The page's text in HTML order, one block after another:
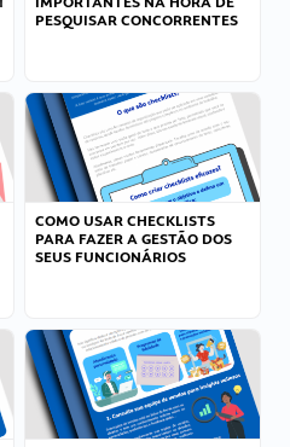
PESQUISAR CONCORRENTES
COMO USAR CHECKLISTS
PARA FAZER A GESTÃO DOS
SEUS FUNCIONÁRIOS